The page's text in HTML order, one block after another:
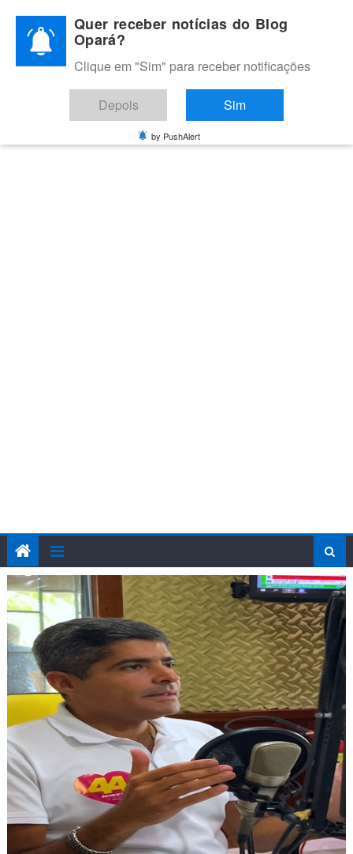
content
BLOG OPARÁ
Melhores notícias de Juazeiro, Petrolina e do Vale do São
Francisco
Quer receber notícias do Blog
Opará?
Clique em "Sim" para receber notificações
Depois Sim
by PushAlert